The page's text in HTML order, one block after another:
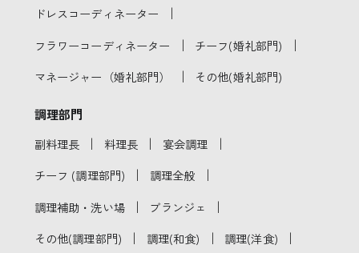
ドレスコーディネーター ｜
フラワーコーディネーター ｜ チーフ(婚礼部門) ｜
マネージャー（婚礼部門） ｜ その他(婚礼部門)
調理部門
副料理長 ｜ 料理長 ｜ 宴会調理 ｜
チーフ (調理部門) ｜ 調理全般 ｜
調理補助・洗い場 ｜ ブランジェ ｜
その他(調理部門) ｜ 調理(和食) ｜ 調理(洋食) ｜